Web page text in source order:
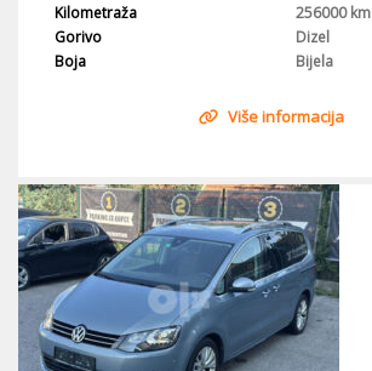
Kilometraža
256000 km
Gorivo
Dizel
Boja
Bijela
Više informacija